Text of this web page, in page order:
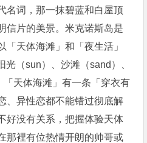
名词，那一抹碧蓝和白屋顶
信片的美景。米克诺斯岛是
「天体海滩」和「夜生活」
（sun）、沙滩（sand）、
天体海滩」有一条「穿衣有
、异性恋都不能错过彻底解
好没有关系，把握体验天体
那裡有位热情开朗的帅哥或